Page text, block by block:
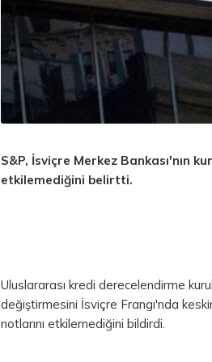
S&P, İsviçre Merkez Bankası'nın
etkilemediğini belirtti.
Uluslararası kredi derecelendirme
değiştirmesini İsviçre Frangı'nda
notlarını etkilemediğini bildirdi.